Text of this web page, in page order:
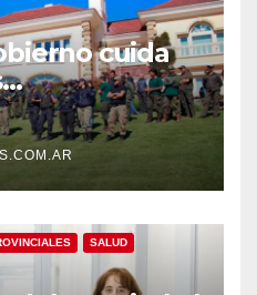
cuida
que el
los
SALUD